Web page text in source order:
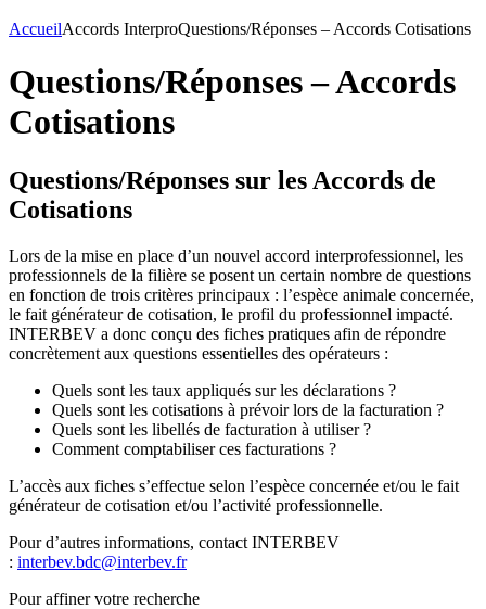
AccueilAccords InterproQuestions/Réponses – Accords Cotisations
Questions/Réponses – Accords
Cotisations
Questions/Réponses sur les Accords de
Cotisations
Lors de la mise en place d’un nouvel accord interprofessionnel, les
professionnels de la filière se posent un certain nombre de questions
en fonction de trois critères principaux : l’espèce animale concernée,
le fait générateur de cotisation, le profil du professionnel impacté.
INTERBEV a donc conçu des fiches pratiques afin de répondre
concrètement aux questions essentielles des opérateurs :
Quels sont les taux appliqués sur les déclarations ?
Quels sont les cotisations à prévoir lors de la facturation ?
Quels sont les libellés de facturation à utiliser ?
Comment comptabiliser ces facturations ?
L’accès aux fiches s’effectue selon l’espèce concernée et/ou le fait
générateur de cotisation et/ou l’activité professionnelle.
Pour d’autres informations, contact INTERBEV
: interbev.bdc@interbev.fr
Pour affiner votre recherche